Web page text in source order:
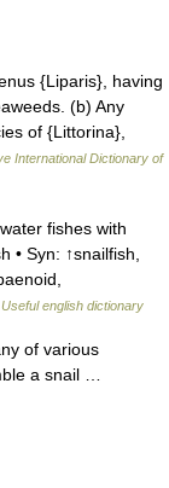
{Liparis}, having
(b) Any
of {Littorina},
International Dictionary of
fishes with
• Syn: ↑snailfish,
Useful english dictionary
of various
a snail …